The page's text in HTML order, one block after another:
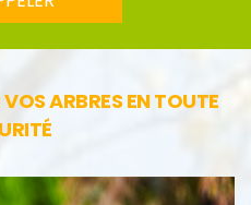
ARBRES EN TOUTE